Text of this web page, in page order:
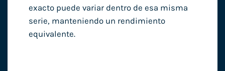
exacto puede variar dentro de esa misma
serie, manteniendo un rendimiento
equivalente.